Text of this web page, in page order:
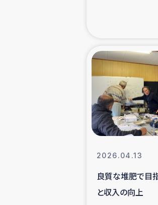
2026.04.13
良質な堆肥で目
と収入の向上